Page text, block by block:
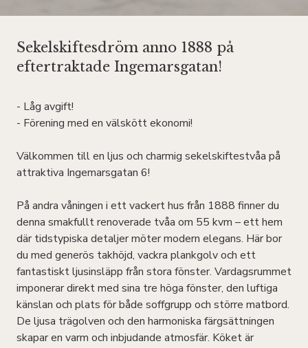
Sekelskiftesdröm anno 1888 på
eftertraktade Ingemarsgatan!
- Låg avgift!
- Förening med en välskött ekonomi!
Välkommen till en ljus och charmig sekelskiftestvåa på
attraktiva Ingemarsgatan 6!
På andra våningen i ett vackert hus från 1888 finner du
denna smakfullt renoverade tvåa om 55 kvm – ett hem
där tidstypiska detaljer möter modern elegans. Här bor
du med generös takhöjd, vackra plankgolv och ett
fantastiskt ljusinsläpp från stora fönster. Vardagsrummet
imponerar direkt med sina tre höga fönster, den luftiga
känslan och plats för både soffgrupp och större matbord.
De ljusa trägolven och den harmoniska färgsättningen
skapar en varm och inbjudande atmosfär. Köket är